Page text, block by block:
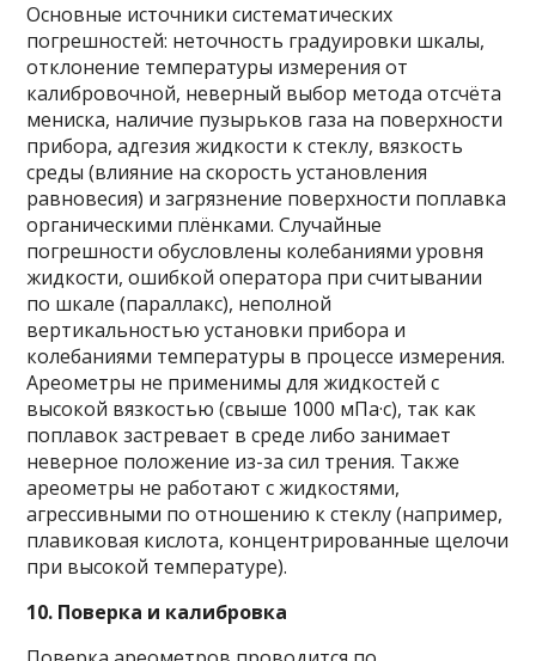
Основные источники систематических
погрешностей: неточность градуировки шкалы,
отклонение температуры измерения от
калибровочной, неверный выбор метода отсчёта
мениска, наличие пузырьков газа на поверхности
прибора, адгезия жидкости к стеклу, вязкость
среды (влияние на скорость установления
равновесия) и загрязнение поверхности поплавка
органическими плёнками. Случайные
погрешности обусловлены колебаниями уровня
жидкости, ошибкой оператора при считывании
по шкале (параллакс), неполной
вертикальностью установки прибора и
колебаниями температуры в процессе измерения.
Ареометры не применимы для жидкостей с
высокой вязкостью (свыше 1000 мПа·с), так как
поплавок застревает в среде либо занимает
неверное положение из-за сил трения. Также
ареометры не работают с жидкостями,
агрессивными по отношению к стеклу (например,
плавиковая кислота, концентрированные щелочи
при высокой температуре).
10. Поверка и калибровка